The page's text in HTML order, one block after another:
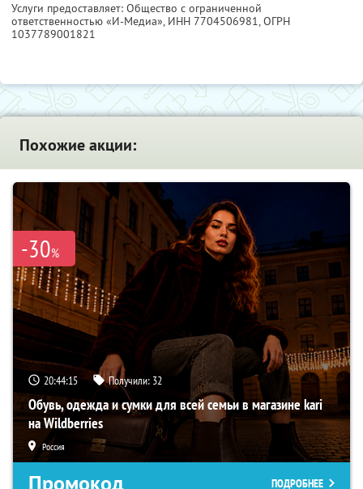
Услуги предоставляет: Общество с ограниченной
ответственностью «И-Медиа», ИНН 7704506981, ОГРН
1037789001821
Похожие акции:
-30%
20:44:14 Получили: 32
Обувь, одежда и сумки для всей семьи в магазине kari
на Wildberries
Россия
ПОДРОБНЕЕ